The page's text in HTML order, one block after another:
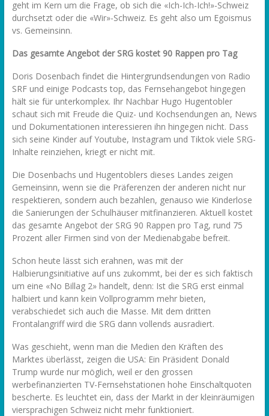
geht im Kern um die Frage, ob sich die «Ich-Ich-Ich!»-Schweiz
durchsetzt oder die «Wir»-Schweiz. Es geht also um Egoismus
vs. Gemeinsinn.
Das gesamte Angebot der SRG kostet 90 Rappen pro Tag
Doris Dosenbach findet die Hintergrundsendungen von Radio
SRF und einige Podcasts top, das Fernsehangebot hingegen
hält sie für unterkomplex. Ihr Nachbar Hugo Hugentobler
schaut sich mit Freude die Quiz- und Kochsendungen an, News
und Dokumentationen interessieren ihn hingegen nicht. Dass
sich seine Kinder auf Youtube, Instagram und Tiktok viele SRG-
Inhalte reinziehen, kriegt er nicht mit.
Die Dosenbachs und Hugentoblers dieses Landes zeigen
Gemeinsinn, wenn sie die Präferenzen der anderen nicht nur
respektieren, sondern auch bezahlen, genauso wie Kinderlose
die Sanierungen der Schulhäuser mitfinanzieren. Aktuell kostet
das gesamte Angebot der SRG 90 Rappen pro Tag, rund 75
Prozent aller Firmen sind von der Medienabgabe befreit.
Schon heute lässt sich erahnen, was mit der
Halbierungsinitiative auf uns zukommt, bei der es sich faktisch
um eine «No Billag 2» handelt, denn: Ist die SRG erst einmal
halbiert und kann kein Vollprogramm mehr bieten,
verabschiedet sich auch die Masse. Mit dem dritten
Frontalangriff wird die SRG dann vollends ausradiert.
Was geschieht, wenn man die Medien den Kräften des
Marktes überlässt, zeigen die USA: Ein Präsident Donald
Trump wurde nur möglich, weil er den grossen
werbefinanzierten TV-Fernsehstationen hohe Einschaltquoten
bescherte. Es leuchtet ein, dass der Markt in der kleinräumigen
viersprachigen Schweiz nicht mehr funktioniert.